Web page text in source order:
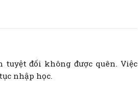
đối không được quên. Việc
nhập học.